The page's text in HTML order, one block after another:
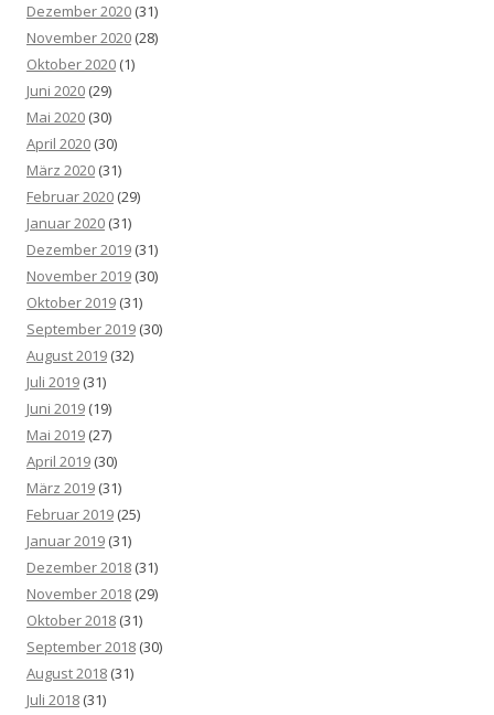
Dezember 2020 (31)
November 2020 (28)
Oktober 2020 (1)
Juni 2020 (29)
Mai 2020 (30)
April 2020 (30)
März 2020 (31)
Februar 2020 (29)
Januar 2020 (31)
Dezember 2019 (31)
November 2019 (30)
Oktober 2019 (31)
September 2019 (30)
August 2019 (32)
Juli 2019 (31)
Juni 2019 (19)
Mai 2019 (27)
April 2019 (30)
März 2019 (31)
Februar 2019 (25)
Januar 2019 (31)
Dezember 2018 (31)
November 2018 (29)
Oktober 2018 (31)
September 2018 (30)
August 2018 (31)
Juli 2018 (31)